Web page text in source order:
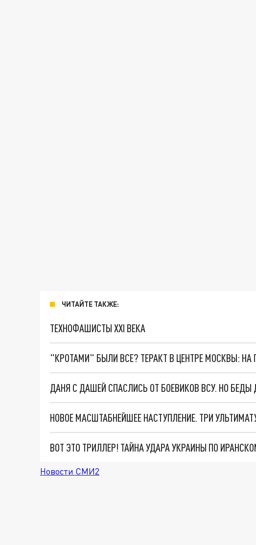
ЧИТАЙТЕ ТАКЖЕ:
ТЕХНОФАШИСТЫ XXI ВЕКА
"КРОТАМИ" БЫЛИ ВСЕ? ТЕРАКТ В ЦЕНТРЕ МОСКВЫ:
ДАНЯ С ДАШЕЙ СПАСЛИСЬ ОТ БОЕВИКОВ ВСУ. НО
ВОТ ЭТО ТРИЛЛЕР! ТАЙНА УДАРА УКРАИНЫ ПО
Новости СМИ2